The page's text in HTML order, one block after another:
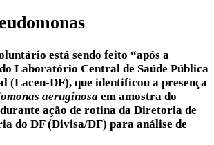
está sendo feito “após a
Laboratório Central de Saúde Pública
(Lacen-DF), que identificou a presença
aeruginosa em amostra do
ação de rotina da Diretoria de
do DF (Divisa/DF) para análise de